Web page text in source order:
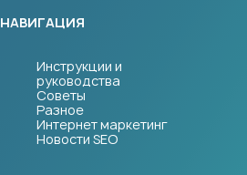
НАВИГАЦИЯ
Инструкции и
руководства
Советы
Разное
Интернет маркетинг
Новости SEO